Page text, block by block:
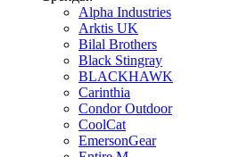
Alpha Industries
Arktis UK
Bilal Brothers
Black Stingray
BLACKHAWK
Carinthia
Condor Outdoor
CoolCat
EmersonGear